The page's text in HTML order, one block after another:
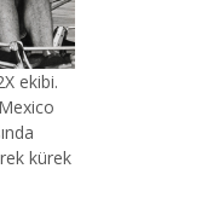
ekibi.
kürek